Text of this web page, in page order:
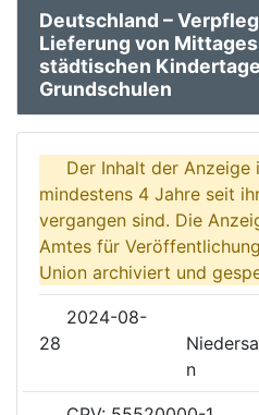
Deutschland –
Lieferung von
städtischen
Grundschulen
Der Inhalt der
mindestens 4 Jahre seit
vergangen sind. Die
Amtes für
Union archiviert und
2024-08-
28
n